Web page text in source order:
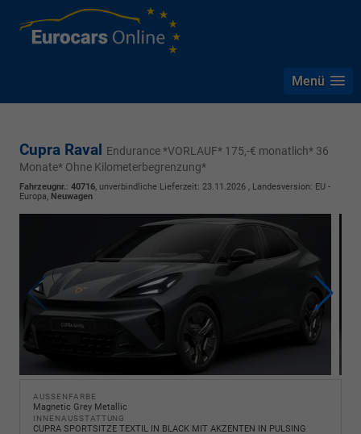
Menü
Cupra Raval Endurance *VORLAUF* 175,-€ monatlich* 36
Monate* Ohne Kilometerbegrenzung*
Fahrzeugnr.: 40716, unverbindliche Lieferzeit: 23.11.2026 , Landesversion: EU -
Europa, Neuwagen
AUSSENFARBE
Magnetic Grey Metallic
INNENAUSSTATTUNG
CUPRA SPORTSITZE TEXTIL IN BLACK MIT AKZENTEN IN PULSING